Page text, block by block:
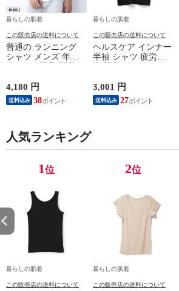
暮らしの肌着
この販売店の送料について
普通の ランニング
シャツ メンズ 年間
綿100 % 肌着 下着 U
ンクトップ ノースリ
ーブ インナー 紳士
男性 シニア 抗菌 防
4,180 円
送料込み 38
暮らしの肌着
この販売店の送料について
ヘルスケア インナー
半袖 シャツ 疲労回
復 下着 インナーウ
外線 疲労軽減 ボデ
ィケア 健康 プレゼ
ント ギフト ヘルス
3,001 円
送料込み 27
人気ランキング
1位
暮らしの肌着
この販売店の送料について
2位
暮らしの肌着
この販売店の送料について